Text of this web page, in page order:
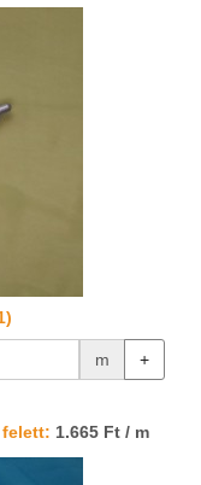
m +
felett: 1.665 Ft / m